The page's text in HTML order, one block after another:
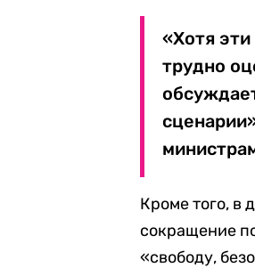
«Хотя
трудно
Кроме того, в
сокращение
«свободу,